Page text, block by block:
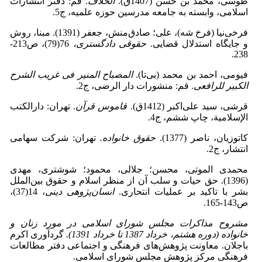
اسلامی، وابسته به جامعه مدرسین حوزه علمیه، ج5.
فرخی‌نیا (فرخ شه)، علی؛ صادق‌منش، جعفر (1391). مبنا، روش
و جایگاه استدلال قضایی. حقوقی دادگستری،
76(79)، ص213-
238.
فیومى، احمد بن محمد (بی‌تا).المصباح المنیر فی غریب الشرح
الکبیر للرافعی. قم: منشورات دار الرضی، ج2.
قرشی، سید علی‌اکبر (1412ق). قاموس قرآن. تهران: دارالکتب
الإسلامیة، چاپ ششم، ج4.
کاتوزیان، ناصر (1377). حقوق خانواده. تهران: شرکت سهامی
انتشار، ج2.
محمدی الموتی، محسن؛ جلالی، محمود؛ شوشتری، مهدی
(1396). حق حیات و سلب آن از منظر اسلام و حقوق بین‌الملل
بشر با تاکید بر عملیات انتحاری.انسان‌پژوهی دینی
، 14(37)،
ص143-165.
مشروح مذاکرات مجلس شورای اسلامی در مورد زنان و
خانواده(دوره هشتم، خرداد 1387 تا خرداد 1391).
گردآوری اکرم
باجلان. معاونت پژوهش‌های فرهنگی و اجتماعی دفتر مطالعات
فرهنگی مرکز پژوهش مجلس شورای اسلامی.